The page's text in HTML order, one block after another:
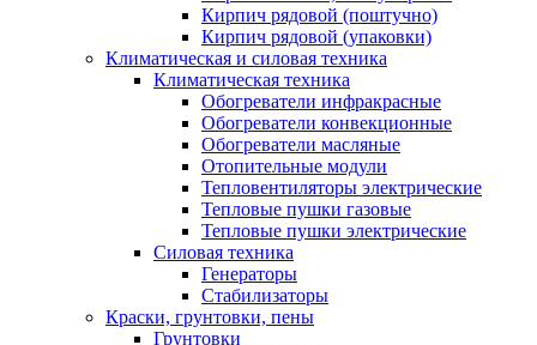
Кирпич рядовой (поштучно)
Кирпич рядовой (упаковки)
Климатическая и силовая техника
Климатическая техника
Обогреватели инфракрасные
Обогреватели конвекционные
Обогреватели масляные
Отопительные модули
Тепловентиляторы электрические
Тепловые пушки газовые
Тепловые пушки электрические
Силовая техника
Генераторы
Стабилизаторы
Краски, грунтовки, пены
Грунтовки